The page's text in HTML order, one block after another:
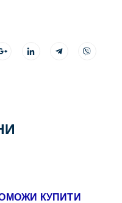
КУПИТИ